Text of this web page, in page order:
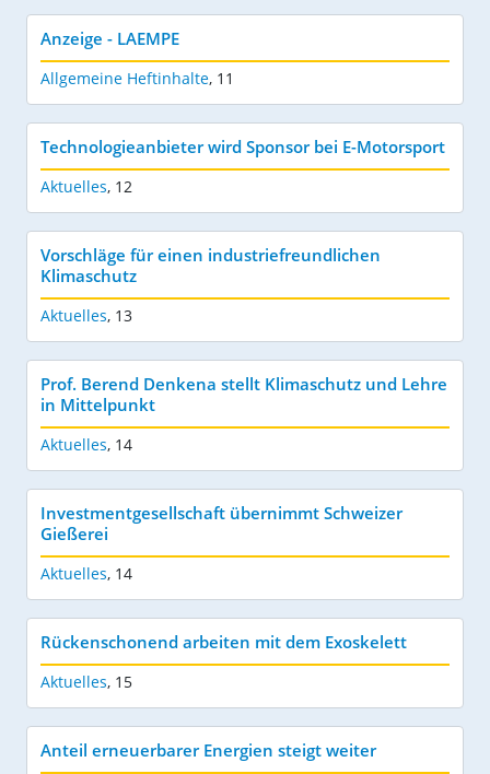
Anzeige - LAEMPE
Allgemeine Heftinhalte, 11
Technologieanbieter wird Sponsor bei E-Motorsport
Aktuelles, 12
Vorschläge für einen industriefreundlichen
Klimaschutz
Aktuelles, 13
Prof. Berend Denkena stellt Klimaschutz und Lehre
in Mittelpunkt
Aktuelles, 14
Investmentgesellschaft übernimmt Schweizer
Gießerei
Aktuelles, 14
Rückenschonend arbeiten mit dem Exoskelett
Aktuelles, 15
Anteil erneuerbarer Energien steigt weiter